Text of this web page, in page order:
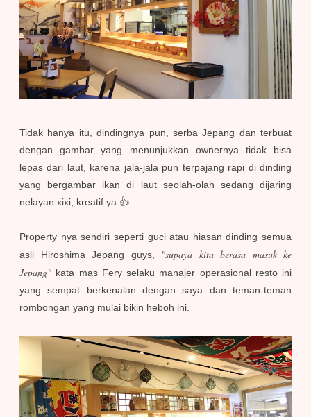
Tidak hanya itu, dindingnya pun, serba Jepang dan terbuat
dengan gambar yang menunjukkan ownernya tidak bisa
lepas dari laut, karena jala-jala pun terpajang rapi di dinding
yang bergambar ikan di laut seolah-olah sedang dijaring
nelayan xixi, kreatif ya 👍.
Property nya sendiri seperti guci atau hiasan dinding semua
asli Hiroshima Jepang guys,
"supaya kita berasa masuk ke
Jepang" kata mas Fery selaku manajer operasional resto ini
yang sempat berkenalan dengan saya dan teman-teman
rombongan yang mulai bikin heboh ini.